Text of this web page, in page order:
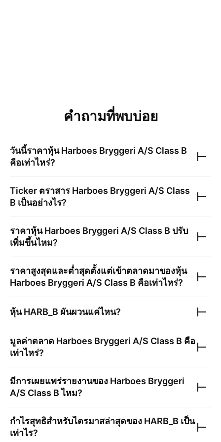
คำถามที่พบบ่อย
วันนี้ราคาหุ้นHarboes Bryggeri A/S Class B
คือเท่าไหร่?
Ticker ตราสาร Harboes Bryggeri A/S Class
B เป็นอย่างไร?
ราคาหุ้นHarboes Bryggeri A/S Class B ปรับ
เพิ่มขึ้นไหม?
ราคาสูงสุดและต่ำสุดตั้งแต่เข้าตลาดมาของหุ้น
Harboes Bryggeri A/S Class B คือเท่าไหร่?
หุ้นHARB_B ผันผวนแค่ไหน?
มูลค่าตลาด Harboes Bryggeri A/S Class B คือ
เท่าไหร่?
มีการเผยแพร่รายงานของ Harboes Bryggeri
A/S Class Bไหม?
กำไรสุทธิสำหรับไตรมาสล่าสุดของ HARB_B เป็น
เท่าไร?